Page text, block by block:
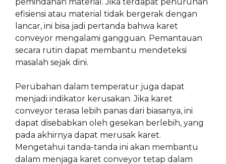
efisiensi atau material tidak bergerak dengan
lancar, ini bisa jadi pertanda bahwa karet
conveyor mengalami gangguan. Pemantauan
secara rutin dapat membantu mendeteksi
masalah sejak dini.
Perubahan dalam temperatur juga dapat
menjadi indikator kerusakan. Jika karet
conveyor terasa lebih panas dari biasanya, ini
dapat disebabkan oleh gesekan berlebih, yang
pada akhirnya dapat merusak karet.
Mengetahui tanda-tanda ini akan membantu
dalam menjaga karet conveyor tetap dalam